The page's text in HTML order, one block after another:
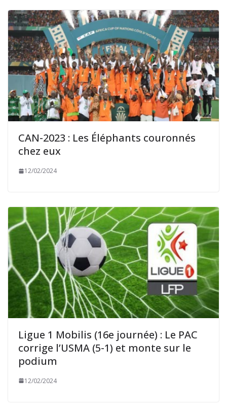
CAN-2023 : Les Éléphants couronnés
chez eux
12/02/2024
Ligue 1 Mobilis (16e journée) : Le PAC
corrige l’USMA (5-1) et monte sur le
podium
12/02/2024